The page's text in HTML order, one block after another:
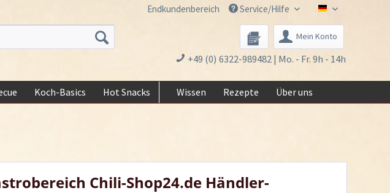
Chili-
Service/Hilfe
Endkundenbereich
Mein Konto
+49 (0) 6322-989482 | Mo. - Fr. 9h - 14h
Koch-Basics Hot Snacks Wissen Rezepte Über uns
Chili-Shop24.de Händler-